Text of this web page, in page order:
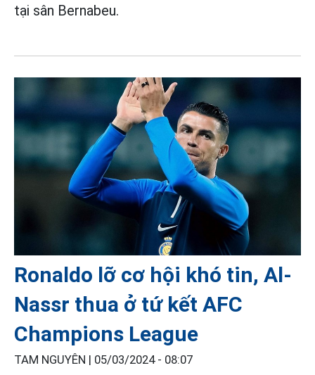
tại sân Bernabeu.
Ronaldo lỡ cơ hội khó tin, Al-
Nassr thua ở tứ kết AFC
Champions League
TAM NGUYÊN | 05/03/2024 - 08:07